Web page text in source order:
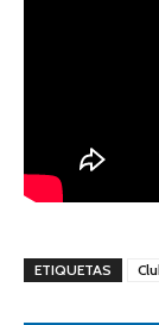
ETIQUETAS